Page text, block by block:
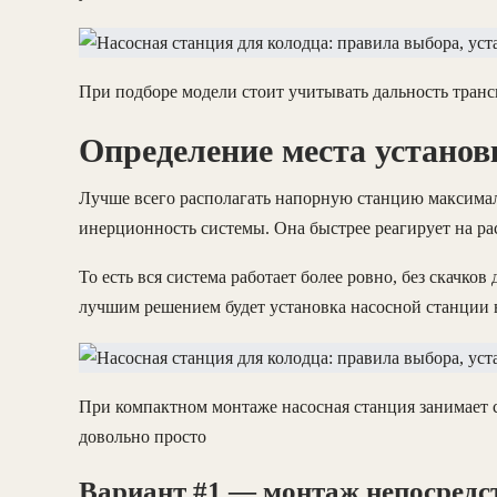
При подборе модели стоит учитывать дальность
Определение места
Лучше всего располагать напорную станцию
инерционность системы. Она быстрее реагирует на
То есть вся система работает более ровно, без
лучшим решением будет установка насосной станции
При компактном монтаже насосная станция занимает
довольно просто
Вариант #1 — монтаж